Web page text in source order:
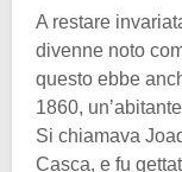
A restare
divenne noto
questo ebbe
1860,
Si chiamava
Casca, e fu